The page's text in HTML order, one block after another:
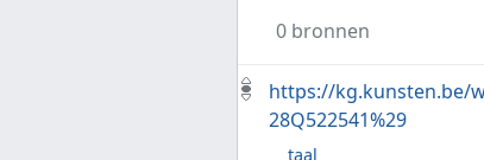
0 bronnen
https://kg.kunsten.be/
28Q522541%29
taal